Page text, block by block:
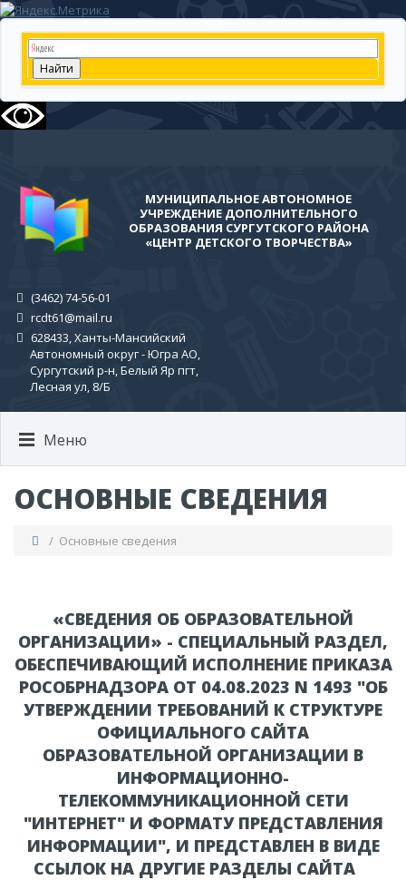
МУНИЦИПАЛЬНОЕ АВТОНОМНОЕ
УЧРЕЖДЕНИЕ ДОПОЛНИТЕЛЬНОГО
ОБРАЗОВАНИЯ СУРГУТСКОГО РАЙОНА
«ЦЕНТР ДЕТСКОГО ТВОРЧЕСТВА»
(3462) 74-56-01
rcdt61@mail.ru
628433, Ханты-Мансийский
Автономный округ - Югра АО,
Сургутский р-н, Белый Яр пгт,
Лесная ул, 8/Б
Меню
ОСНОВНЫЕ СВЕДЕНИЯ
/ Основные сведения
«СВЕДЕНИЯ ОБ ОБРАЗОВАТЕЛЬНОЙ
ОРГАНИЗАЦИИ» - СПЕЦИАЛЬНЫЙ РАЗДЕЛ,
ОБЕСПЕЧИВАЮЩИЙ ИСПОЛНЕНИЕ ПРИКАЗА
РОСОБРНАДЗОРА ОТ 04.08.2023 N 1493 "ОБ
УТВЕРЖДЕНИИ ТРЕБОВАНИЙ К СТРУКТУРЕ
ОФИЦИАЛЬНОГО САЙТА
ОБРАЗОВАТЕЛЬНОЙ ОРГАНИЗАЦИИ В
ИНФОРМАЦИОННО-
ТЕЛЕКОММУНИКАЦИОННОЙ СЕТИ
"ИНТЕРНЕТ" И ФОРМАТУ ПРЕДСТАВЛЕНИЯ
ИНФОРМАЦИИ", И ПРЕДСТАВЛЕН В ВИДЕ
ССЫЛОК НА ДРУГИЕ РАЗДЕЛЫ САЙТА